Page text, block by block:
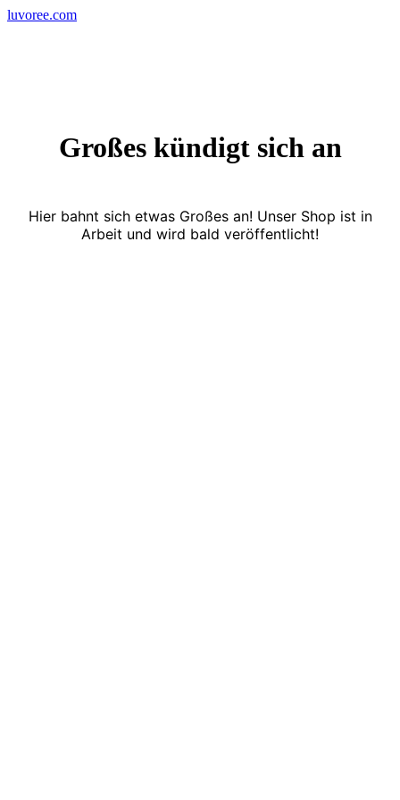
Skip
luvoree.com
Großes kündigt sich an
Hier bahnt sich etwas Großes an! Unser Shop ist in
Arbeit und wird bald veröffentlicht!